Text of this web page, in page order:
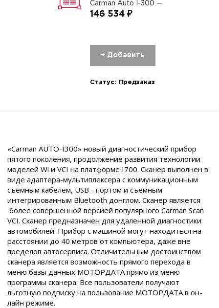
Carman Auto I-300 —
146 534 ₽
+ Добавить
Статус: Предзаказ
«Carman AUTO-I300» новый диагностичеcкий прибор
пятого поколения, продолжение развития технологии
моделей Wi и VCI на платформе I700. Сканер выполнен в
виде адаптера-мультиплексера с коммуникационным
съёмным кабелем, USB - портом и съёмным
интегрированным Bluetooth донглом. Сканер является
более совершенной версией популярного Carman Scan
VCI. Сканер предназначен для удаленной диагностики
автомобилей. Прибор с машиной могут находиться на
расстоянии до 40 метров от компьютера, даже вне
пределов автосервиса. Отличительным достоинством
сканера является возможность прямого перехода в
меню базы данных МОТОРДАТА прямо из меню
программы сканера. Все пользователи получают
льготную подписку на пользование МОТОРДАТА в он-
лайн режиме.